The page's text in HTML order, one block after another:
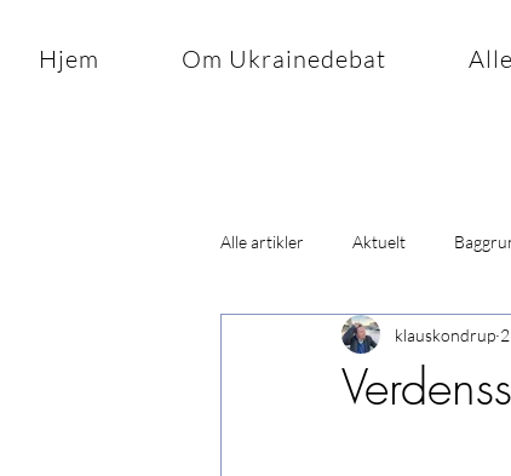
Hjem Om Ukrainedebat
Alle artikler Aktuelt
klauskondrup